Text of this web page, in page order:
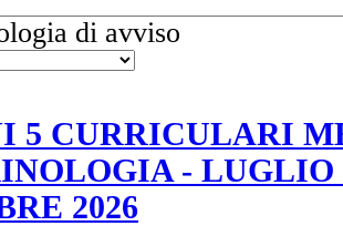
di avviso
5 CURRICULARI
- LUGLIO
2026